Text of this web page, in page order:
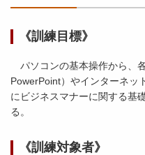
《訓練目標》
パソコンの基本操作から、
PowerPoint）やインターネッ
にビジネスマナーに関する基
る。
《訓練対象者》